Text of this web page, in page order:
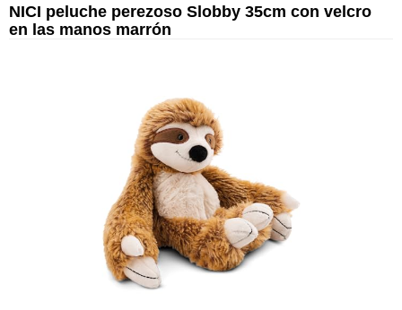
NICI peluche perezoso Slobby 35cm con velcro
en las manos marrón